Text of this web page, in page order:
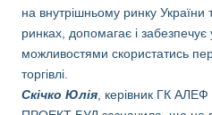
на внутрішньому ринку
ринках, допомагає і забезпечує
можливостями скористатись
торгівлі.
Скічко Юлія , керівник ГК